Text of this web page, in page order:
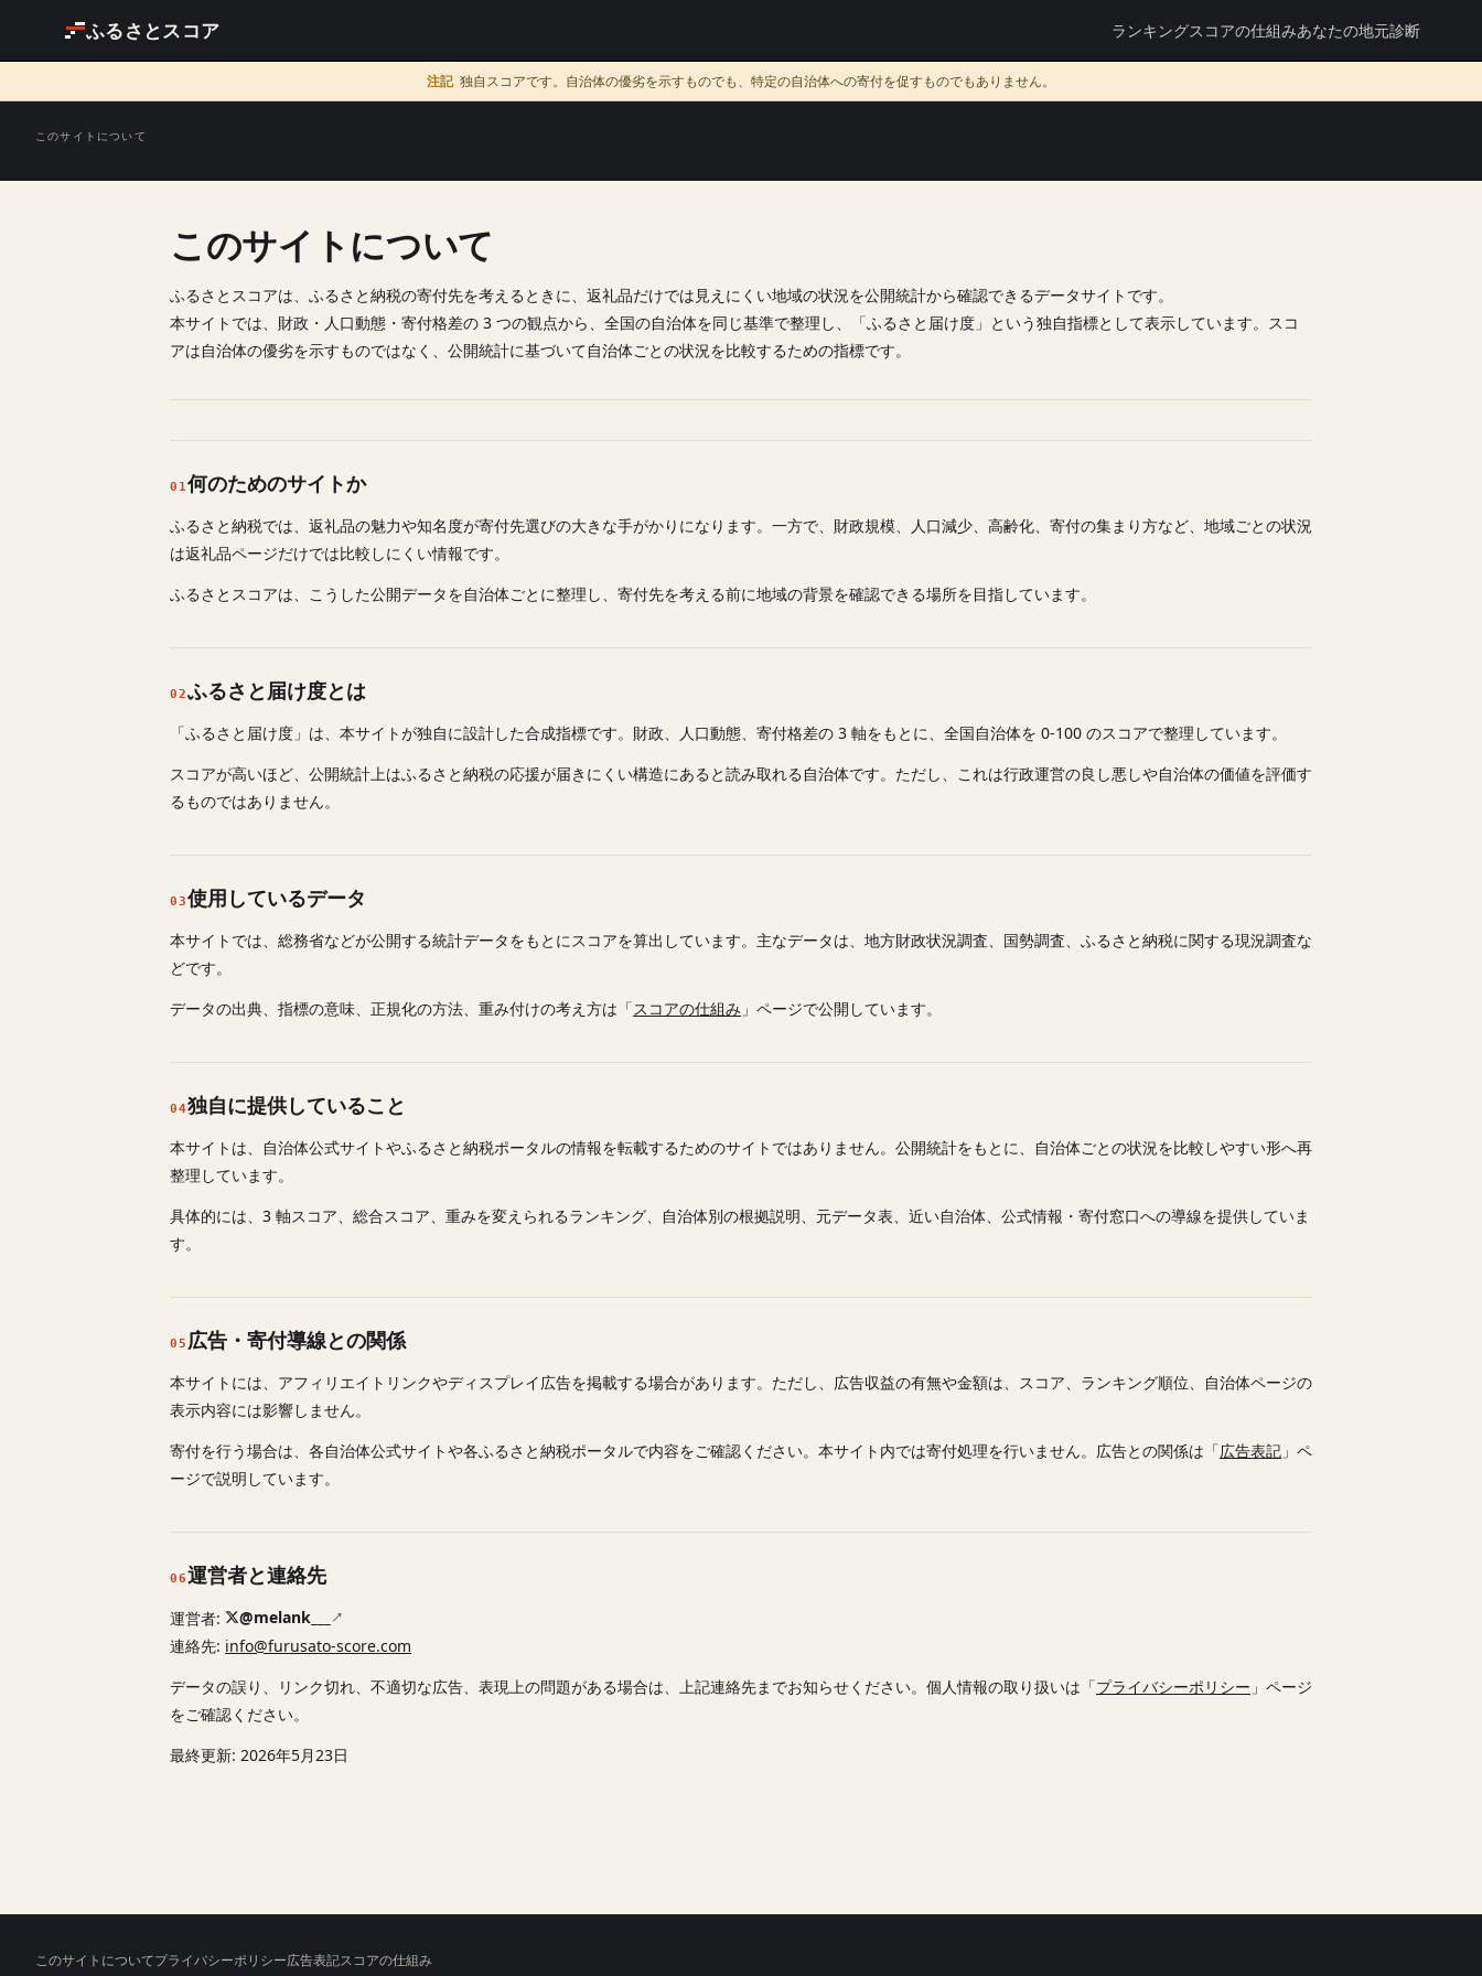
ふるさとスコア ランキングスコアの仕組みあなたの地元診断
注記 独自スコアです。自治体の優劣を示すものでも、特定の自治体への寄付を促すものでもありません。
このサイトについて
このサイトについて
ふるさとスコアは、ふるさと納税の寄付先を考えるときに、返礼品だけでは見えにくい地域の状況を公開統計から確認できるデータサイトです。
本サイトでは、財政・人口動態・寄付格差の 3 つの観点から、全国の自治体を同じ基準で整理し、「ふるさと届け度」という独自指標として表示しています。スコ
アは自治体の優劣を示すものではなく、公開統計に基づいて自治体ごとの状況を比較するための指標です。
01何のためのサイトか
ふるさと納税では、返礼品の魅力や知名度が寄付先選びの大きな手がかりになります。一方で、財政規模、人口減少、高齢化、寄付の集まり方など、地域ごとの状況
は返礼品ページだけでは比較しにくい情報です。
ふるさとスコアは、こうした公開データを自治体ごとに整理し、寄付先を考える前に地域の背景を確認できる場所を目指しています。
02ふるさと届け度とは
「ふるさと届け度」は、本サイトが独自に設計した合成指標です。財政、人口動態、寄付格差の 3 軸をもとに、全国自治体を 0-100 のスコアで整理しています。
スコアが高いほど、公開統計上はふるさと納税の応援が届きにくい構造にあると読み取れる自治体です。ただし、これは行政運営の良し悪しや自治体の価値を評価す
るものではありません。
03使用しているデータ
本サイトでは、総務省などが公開する統計データをもとにスコアを算出しています。主なデータは、地方財政状況調査、国勢調査、ふるさと納税に関する現況調査な
どです。
データの出典、指標の意味、正規化の方法、重み付けの考え方は「スコアの仕組み 」ページで公開しています。
04独自に提供していること
本サイトは、自治体公式サイトやふるさと納税ポータルの情報を転載するためのサイトではありません。公開統計をもとに、自治体ごとの状況を比較しやすい形へ再
整理しています。
具体的には、3 軸スコア、総合スコア、重みを変えられるランキング、自治体別の根拠説明、元データ表、近い自治体、公式情報・寄付窓口への導線を提供していま
す。
05 広告・寄付導線との関係
本サイトには、アフィリエイトリンクやディスプレイ広告を掲載する場合があります。ただし、広告収益の有無や金額は、スコア、ランキング順位、自治体ページの
表示内容には影響しません。
寄付を行う場合は、各自治体公式サイトや各ふるさと納税ポータルで内容をご確認ください。本サイト内では寄付処理を行いません。広告との関係は「広告表記 」ペ
ージで説明しています。
06運営者と連絡先
運営者: @melank___ ↗
連絡先: info@furusato-score.com
データの誤り、リンク切れ、不適切な広告、表現上の問題がある場合は、上記連絡先までお知らせください。個人情報の取り扱いは「プライバシーポリシー 」ページ
をご確認ください。
最終更新: 2026年5月23日
このサイトについてプライバシーポリシー広告表記スコアの仕組み